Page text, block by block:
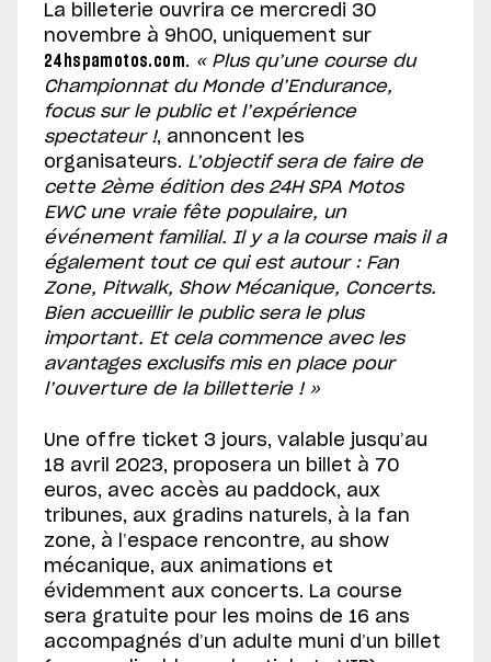
La billeterie ouvrira ce mercredi 30
novembre à 9h00, uniquement sur
24hspamotos.com. « Plus qu’une course du
Championnat du Monde d’Endurance,
focus sur le public et l’expérience
spectateur !, annoncent les
organisateurs. L’objectif sera de faire de
cette 2ème édition des 24H SPA Motos
EWC une vraie fête populaire, un
événement familial. Il y a la course mais il a
également tout ce qui est autour : Fan
Zone, Pitwalk, Show Mécanique, Concerts.
Bien accueillir le public sera le plus
important. Et cela commence avec les
avantages exclusifs mis en place pour
l’ouverture de la billetterie ! »
Une offre ticket 3 jours, valable jusqu’au
18 avril 2023, proposera un billet à 70
euros, avec accès au paddock, aux
tribunes, aux gradins naturels, à la fan
zone, à l’espace rencontre, au show
mécanique, aux animations et
évidemment aux concerts. La course
sera gratuite pour les moins de 16 ans
accompagnés d’un adulte muni d’un billet